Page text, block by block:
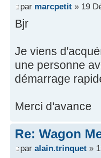
par marcpetit » 19
Bjr
Je viens
une personne
démarrage
Merci d'avance
Re: Wagon
par alain.trinquet »